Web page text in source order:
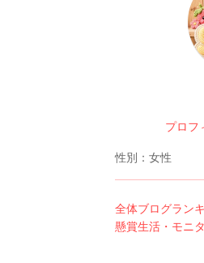
プロフ
性別： 女性
全体ブログラン
懸賞生活・モニ